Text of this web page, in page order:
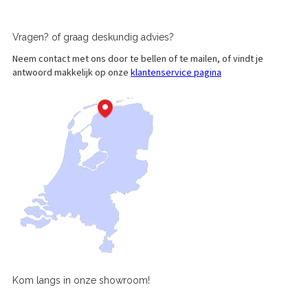
Vragen? of graag deskundig advies?
Neem contact met ons door te bellen of te mailen, of vindt je
antwoord makkelijk op onze klantenservice pagina
Kom langs in onze showroom!